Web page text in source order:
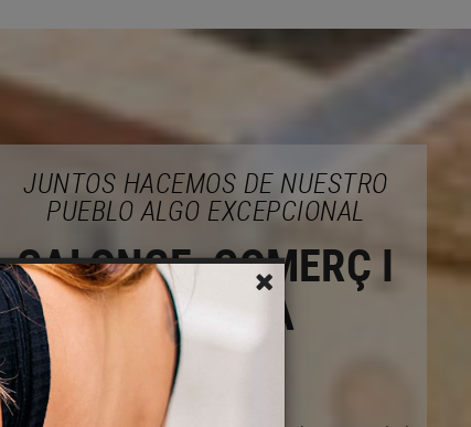
JUNTOS HACEMOS DE NUESTRO
PUEBLO ALGO EXCEPCIONAL
CALONGE, COMERÇ I
EMPRESA